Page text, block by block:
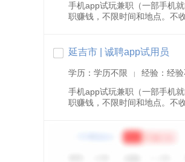
手机app试玩兼职（一部手机
职赚钱，不限时间和地点。不
延吉市 | 诚聘app试用员
学历：学历不限 | 经验：经
手机app试玩兼职（一部手机
职赚钱，不限时间和地点。不